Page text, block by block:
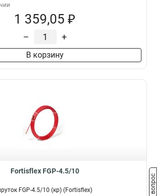
1 359,05 ₽
– +
В корзину
Fortisflex FGP-4.5/10
FGP-4.5/10 (кр) (Fortisflex)